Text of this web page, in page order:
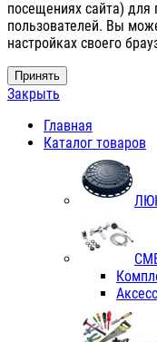
посещениях сайта) для
пользователей. Вы
настройках своего
Принять
Закрыть
Главная
Каталог товаров